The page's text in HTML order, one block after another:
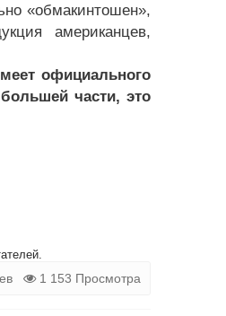
«обмакинтошен»,
американцев,
официального
части, это
1 153 Просмотра